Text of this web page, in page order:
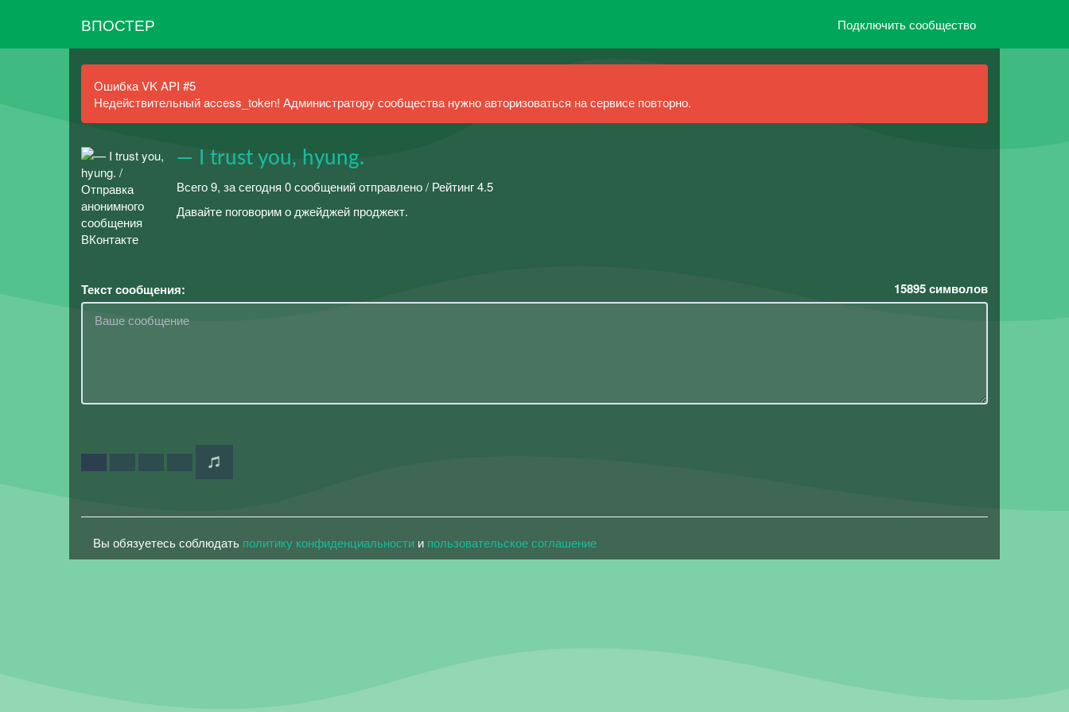
ВПОСТЕР Подключить сообщество
Ошибка VK API #5
Недействительный access_token! Администратору сообщества нужно авторизоваться на сервисе повторно.
— I trust you, hyung.
Всего 9, за сегодня 0 сообщений отправлено / Рейтинг 4.5
Давайте поговорим о джейджей проджект.
Текст сообщения: 15895символов
Вы обязуетесь соблюдать политику конфиденциальности и пользовательское соглашение